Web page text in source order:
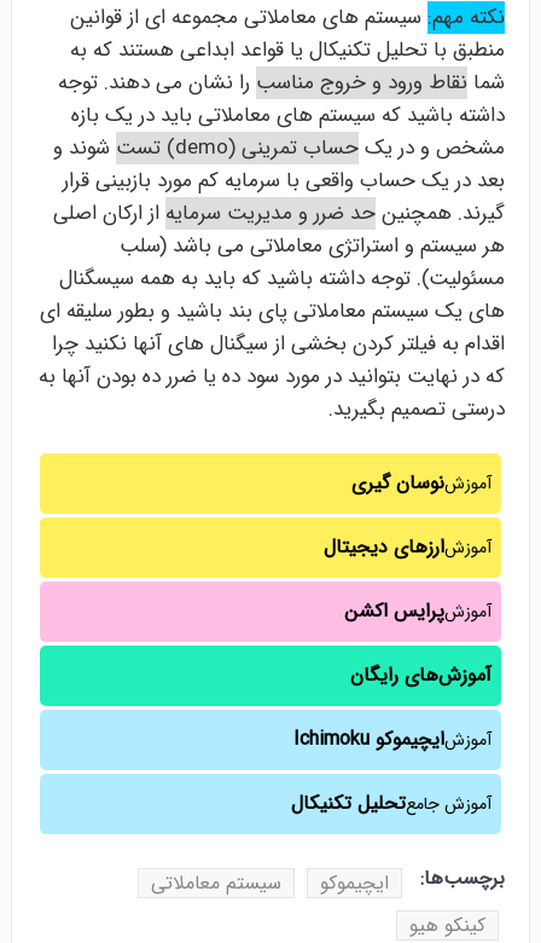
نکته مهم: سیستم های معاملاتی مجموعه ای از قوانین
منطبق با تحلیل تکنیکال یا قواعد ابداعی هستند که به
شما نقاط ورود و خروج مناسب را نشان می دهند. توجه
داشته باشید که سیستم های معاملاتی باید در یک بازه
مشخص و در یکحساب تمرینی (demo) تست
شوند و
بعد در یک حساب واقعی با سرمایه کم مورد بازبینی قرار
گیرند. همچنینحد ضرر و مدیریت سرمایه از ارکان اصلی
هر سیستم و استراتژی معاملاتی می باشد (سلب
مسئولیت). توجه داشته باشید که باید به همه سیسگنال
های یک سیستم معاملاتی پای بند باشید و بطور سلیقه ای
اقدام به فیلتر کردن بخشی از سیگنال های آنها نکنید چرا
که در نهایت بتوانید در مورد سود ده یا ضرر ده بودن آنها به
درستی تصمیم بگیرید.
آموزشنوسان گیری
آموزشارزهای دیجیتال
آموزشپرایس اکشن
آموزش‌های رایگان
آموزشایچیموکو Ichimoku
آموزش جامعتحلیل تکنیکال
برچسب‌ها: ایچیموکو
سیستم معاملاتی
کینکو هیو